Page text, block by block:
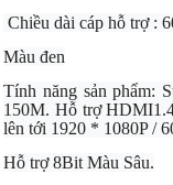
Chiều dài cáp hỗ trợ :
Màu đen
Tính năng sản phẩm:
150M. Hỗ trợ
lên tới 1920 * 1080P /
Hỗ trợ 8Bit Màu Sâu.